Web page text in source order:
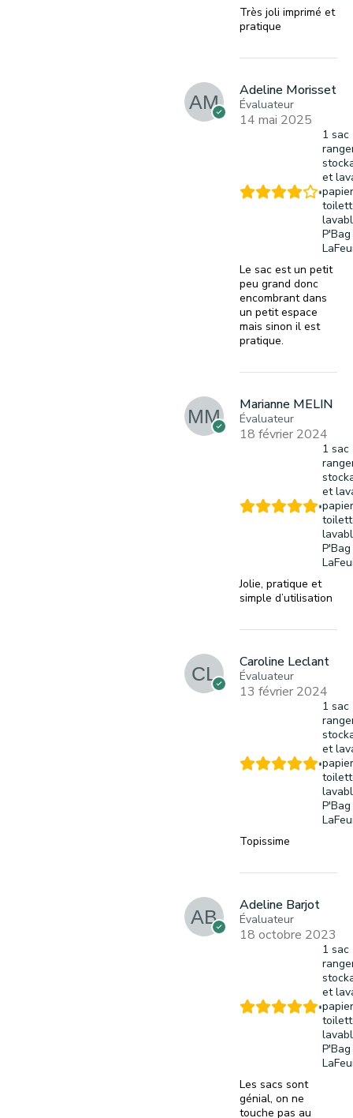
Très joli imprimé et
pratique
Adeline Morisset
Évaluateur
14 mai 2025
1 sac
et
papier
P'Bag
Le sac est un petit
peu grand donc
encombrant dans
un petit espace
mais sinon il est
pratique.
Marianne MELIN
Évaluateur
18 février 2024
1 sac
et
papier
P'Bag
Jolie, pratique et
simple d’utilisation
Caroline Leclant
Évaluateur
13 février 2024
1 sac
et
papier
P'Bag
Topissime
Adeline Barjot
Évaluateur
18 octobre 2023
1 sac
et
papier
P'Bag
Les sacs sont
génial, on ne
touche pas au